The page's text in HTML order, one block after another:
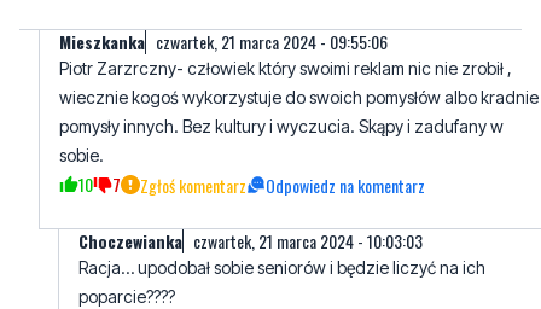
Mieszkanka czwartek, 21 marca 2024 - 09:55:06
Piotr Zarzrczny- człowiek który swoimi reklam nic nie zrobił ,
wiecznie kogoś wykorzystuje do swoich pomysłów albo kradnie
pomysły innych. Bez kultury i wyczucia. Skąpy i zadufany w
sobie.
10 7 Zgłoś komentarz Odpowiedz na komentarz
Choczewianka czwartek, 21 marca 2024 - 10:03:03
Racja… upodobał sobie seniorów i będzie liczyć na ich
poparcie????